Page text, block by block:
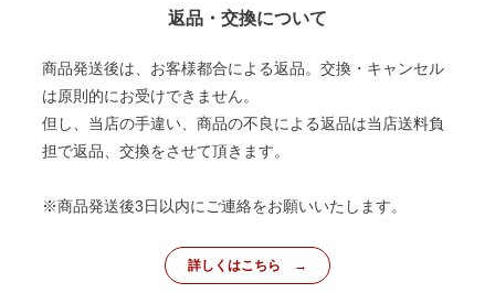
返品・交換について
商品発送後は、お客様都合による返品。交換・キャンセル
は原則的にお受けできません。
但し、当店の手違い、商品の不良による返品は当店送料負
担で返品、交換をさせて頂きます。
※商品発送後3日以内にご連絡をお願いいたします。
詳しくはこちら